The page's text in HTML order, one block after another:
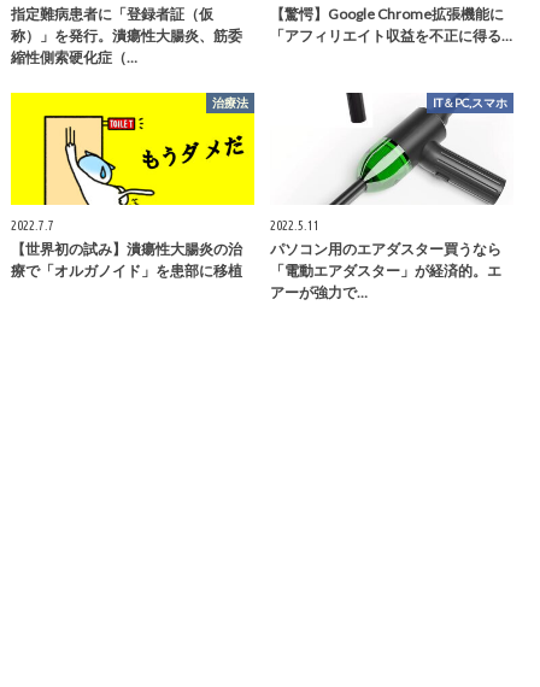
指定難病患者に「登録者証（仮
称）」を発行。潰瘍性大腸炎、筋委
縮性側索硬化症（…
【驚愕】Google Chrome拡張機能に
「アフィリエイト収益を不正に得る…
治療法
2022.7.7
【世界初の試み】潰瘍性大腸炎の治
療で「オルガノイド」を患部に移植
IT＆PC,スマホ
2022.5.11
パソコン用のエアダスター買うなら
「電動エアダスター」が経済的。エ
アーが強力で…